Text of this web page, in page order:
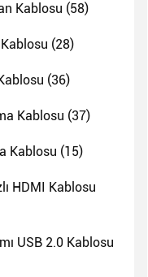
Kablosu (58)
(28)
(36)
Kablosu (37)
Kablosu (15)
HDMI Kablosu
USB 2.0 Kablosu